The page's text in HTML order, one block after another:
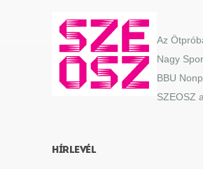
Az
Nagy
BBU
SZEOSZ
HÍRLEVÉL